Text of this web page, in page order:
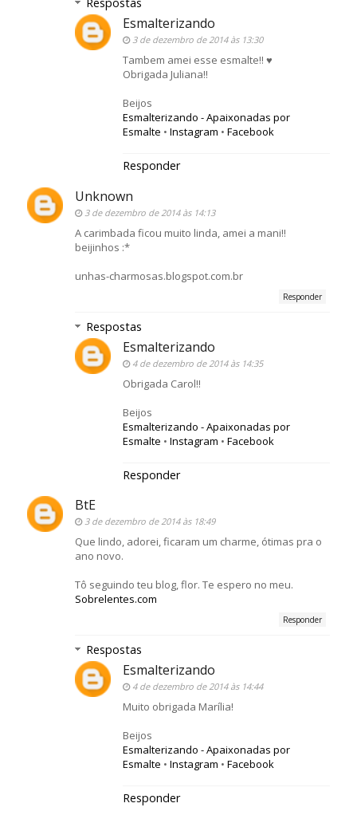
Esmalterizando
3 de dezembro de 2014 às 13:30
Tambem amei esse esmalte!! ♥
Obrigada Juliana!!
Beijos
Esmalterizando - Apaixonadas por
Esmalte • Instagram • Facebook
Responder
Unknown
3 de dezembro de 2014 às 14:13
A carimbada ficou muito linda, amei a mani!!
beijinhos :*
unhas-charmosas.blogspot.com.br
Responder
Respostas
Esmalterizando
4 de dezembro de 2014 às 14:35
Obrigada Carol!!
Beijos
Esmalterizando - Apaixonadas por
Esmalte • Instagram • Facebook
Responder
BtE
3 de dezembro de 2014 às 18:49
Que lindo, adorei, ficaram um charme, ótimas pra o
ano novo.
Tô seguindo teu blog, flor. Te espero no meu.
Sobrelentes.com
Responder
Respostas
Esmalterizando
4 de dezembro de 2014 às 14:44
Muito obrigada Marília!
Beijos
Esmalterizando - Apaixonadas por
Esmalte • Instagram • Facebook
Responder